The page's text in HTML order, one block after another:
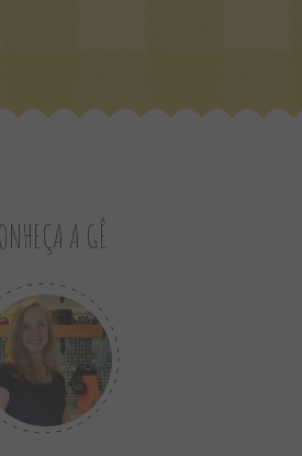
A GÊ